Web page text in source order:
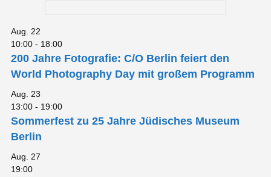
Aug. 22
10:00 - 18:00
200 Jahre Fotografie: C/O Berlin feiert den
World Photography Day mit großem Programm
Aug. 23
13:00 - 19:00
Sommerfest zu 25 Jahre Jüdisches Museum
Berlin
Aug. 27
19:00